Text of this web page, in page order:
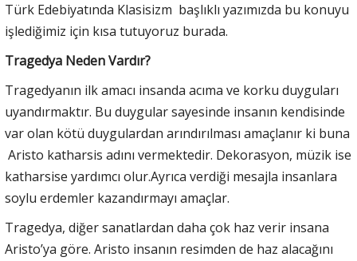
Türk Edebiyatında Klasisizm başlıklı yazımızda bu konuyu
işlediğimiz için kısa tutuyoruz burada.
Tragedya Neden Vardır?
Tragedyanın ilk amacı insanda acıma ve korku duyguları
uyandırmaktır. Bu duygular sayesinde insanın kendisinde
var olan kötü duygulardan arındırılması amaçlanır ki buna
Aristo katharsis adını vermektedir. Dekorasyon, müzik ise
katharsise yardımcı olur.Ayrıca verdiği mesajla insanlara
soylu erdemler kazandırmayı amaçlar.
Tragedya, diğer sanatlardan daha çok haz verir insana
Aristo’ya göre. Aristo insanın resimden de haz alacağını